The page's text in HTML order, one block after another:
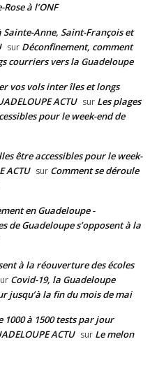
à l’ONF
Anne, Saint-François et
sur Déconfinement, comment
courriers vers la Guadeloupe
vos vols inter îles et longs
ACTU sur Les plages
pour le week-end de
être accessibles pour le week-
ACTU sur Comment se déroule
en Guadeloupe -
de Guadeloupe s’opposent à la
à la réouverture des écoles
Covid-19, la Guadeloupe
jusqu’à la fin du mois de mai
1000 à 1500 tests par jour
ACTU sur Le melon